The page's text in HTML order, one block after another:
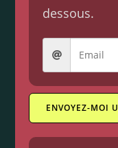
dessous.
ENVOYEZ-MOI